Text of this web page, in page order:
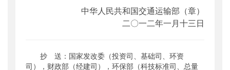
中华人民共和国交通运输部（章）
二〇一二年一月十三日
抄 送：国家发改委（投资司、基础司、环资
司），财政部（经建司），环保部（科技标准司、总量